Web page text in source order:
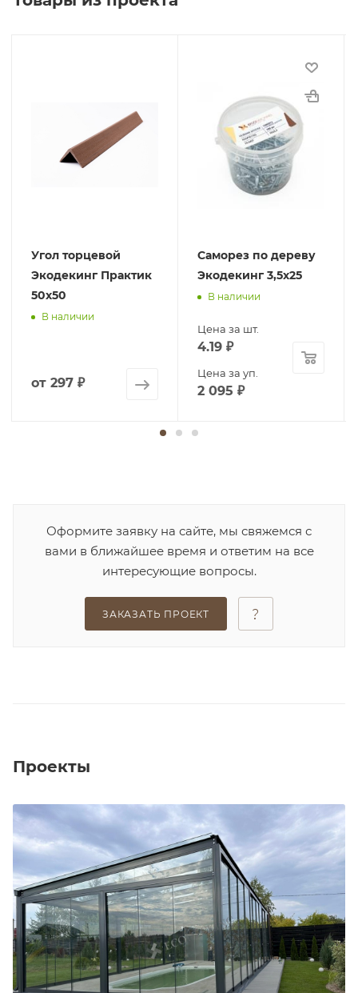
Угол торцевой
Экодекинг Практик
50х50
В наличии
от 297 ₽
Саморез по дереву
Экодекинг 3,5х25
В наличии
Цена за шт.
4.19 ₽
Цена за уп.
2 095 ₽
Оформите заявку на сайте, мы свяжемся с
вами в ближайшее время и ответим на все
интересующие вопросы.
ЗАКАЗАТЬ ПРОЕКТ
Проекты